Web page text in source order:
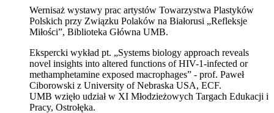
Wernisaż wystawy prac artystów Towarzystwa Plastyków
Polskich przy Związku Polaków na Białorusi „Refleksje
Miłości”, Biblioteka Główna UMB.
Ekspercki wykład pt. „Systems biology approach reveals
novel insights into altered functions of HIV-1-infected or
methamphetamine exposed macrophages” - prof. Paweł
Ciborowski z University of Nebraska USA, ECF.
UMB wzięło udział w XI Młodzieżowych Targach Edukacji i
Pracy, Ostrołęka.